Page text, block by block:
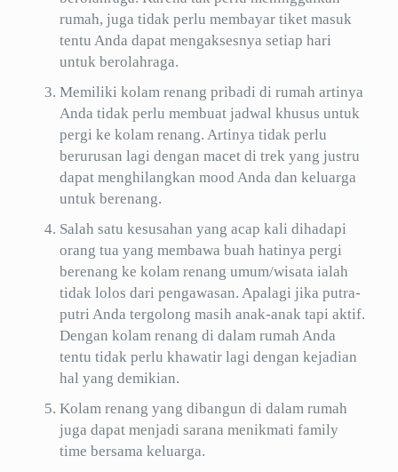
rumah, juga tidak perlu membayar tiket masuk
tentu Anda dapat mengaksesnya setiap hari
untuk berolahraga.
Memiliki kolam renang pribadi di rumah artinya
Anda tidak perlu membuat jadwal khusus untuk
pergi ke kolam renang. Artinya tidak perlu
berurusan lagi dengan macet di trek yang justru
dapat menghilangkan mood Anda dan keluarga
untuk berenang.
Salah satu kesusahan yang acap kali dihadapi
orang tua yang membawa buah hatinya pergi
berenang ke kolam renang umum/wisata ialah
tidak lolos dari pengawasan. Apalagi jika putra-
putri Anda tergolong masih anak-anak tapi aktif.
Dengan kolam renang di dalam rumah Anda
tentu tidak perlu khawatir lagi dengan kejadian
hal yang demikian.
Kolam renang yang dibangun di dalam rumah
juga dapat menjadi sarana menikmati family
time bersama keluarga.